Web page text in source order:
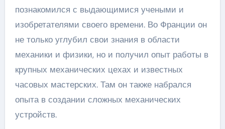
познакомился с выдающимися учеными и
изобретателями своего времени. Во Франции он
не только углубил свои знания в области
механики и физики, но и получил опыт работы в
крупных механических цехах и известных
часовых мастерских. Там он также набрался
опыта в создании сложных механических
устройств.